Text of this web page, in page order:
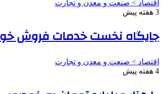
اقتصاد > صنعت و معدن و تجارت
3 هفته پیش
جایگاه نخست خدمات فروش
اقتصاد > صنعت و معدن و تجارت
4 هفته پیش